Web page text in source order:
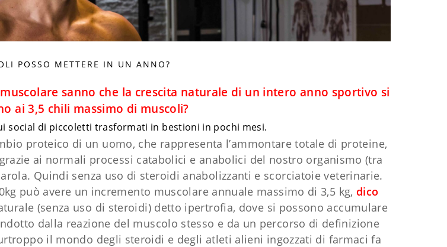
POSSO METTERE IN UN ANNO?
sanno che la crescita naturale di un intero anno sportivo si
ai 3,5 chili massimo di muscoli?
social di piccoletti trasformati in bestioni in pochi mesi.
proteico di un uomo, che rappresenta l’ammontare totale di proteine,
ai normali processi catabolici e anabolici del nostro organismo (tra
Quindi senza uso di steroidi anabolizzanti e scorciatoie veterinarie.
può avere un incremento muscolare annuale massimo di 3,5 kg, dico
(senza uso di steroidi) detto ipertrofia, dove si possono accumulare
dalla reazione del muscolo stesso e da un percorso di definizione
il mondo degli steroidi e degli atleti alieni ingozzati di farmaci fa